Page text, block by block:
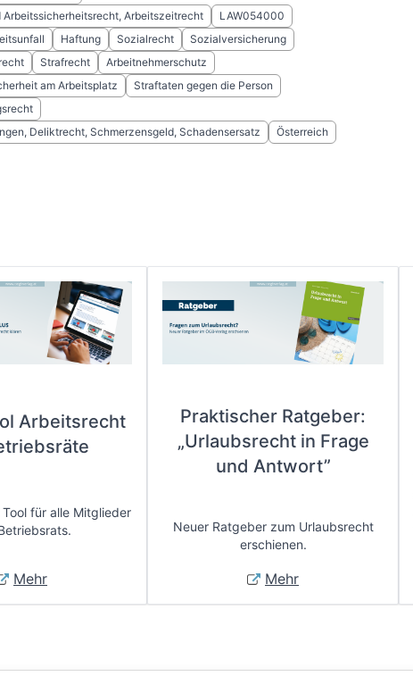
Arbeitszeitrecht
LAW054000
Haftung Sozialrecht
Sozialversicherung
Strafrecht
Arbeitnehmerschutz
am Arbeitsplatz
Straftaten gegen die Person
Deliktrecht, Schmerzensgeld, Schadensersatz
Österreich
Arbeitsrecht
für alle Mitglieder
Mehr
Praktischer Ratgeber:
„Urlaubsrecht in Frage
und Antwort”
Neuer Ratgeber zum Urlaubsrecht
erschienen.
Mehr